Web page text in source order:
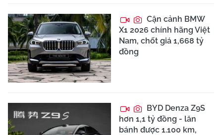
Cận cảnh BMW
X1 2026 chính hãng Việt
Nam, chốt giá 1,668 tỷ
đồng
BYD Denza Z9S
hơn 1,1 tỷ đồng - lăn
bánh được 1.100 km,